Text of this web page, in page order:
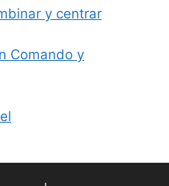
y centrar
Comando y